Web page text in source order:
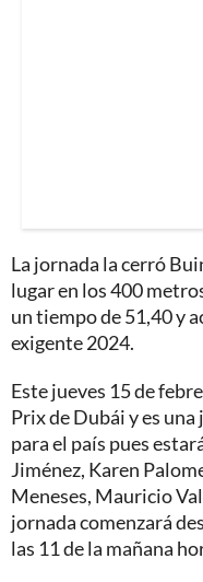
La jornada la cerró
lugar en los 400
un tiempo de 51,40 y
exigente 2024.
Este jueves 15 de
Prix de Dubái y es
para el país pues
Jiménez, Karen
Meneses, Mauricio
jornada comenzará
las 11 de la mañana